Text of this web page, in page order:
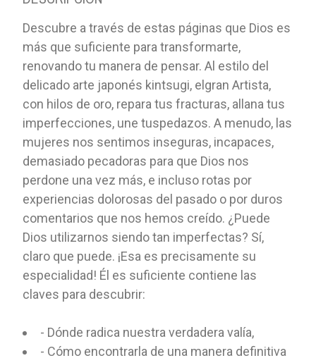
Descubre a través de estas páginas que Dios es
más que suficiente para transformarte,
renovando tu manera de pensar. Al estilo del
delicado arte japonés kintsugi, elgran Artista,
con hilos de oro, repara tus fracturas, allana tus
imperfecciones, une tuspedazos. A menudo, las
mujeres nos sentimos inseguras, incapaces,
demasiado pecadoras para que Dios nos
perdone una vez más, e incluso rotas por
experiencias dolorosas del pasado o por duros
comentarios que nos hemos creído. ¿Puede
Dios utilizarnos siendo tan imperfectas? Sí,
claro que puede. ¡Esa es precisamente su
especialidad! Él es suficiente contiene las
claves para descubrir:
- Dónde radica nuestra verdadera valía,
- Cómo encontrarla de una manera definitiva